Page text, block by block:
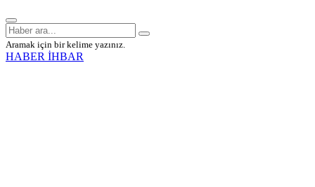
Aramak için bir kelime yazınız.
HABER İHBAR